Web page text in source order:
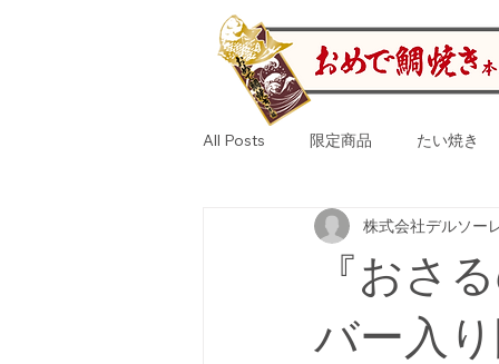
All Posts 限定商品 たい焼き
おさるのジョージ いちご
ららぽーと 門
『おさ
バー入
株式会社デルソー